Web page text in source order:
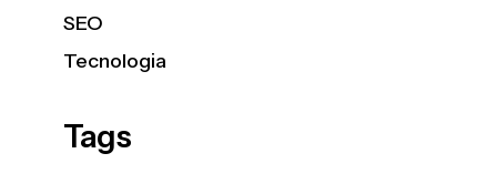
SEO
Tecnologia
Tags